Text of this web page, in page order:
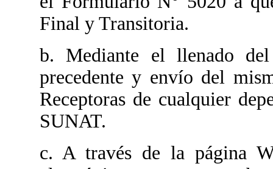
Final y Transitoria.
b. Mediante el llenado
precedente y envío del
Receptoras de cualquier
SUNAT.
c. A través de la página